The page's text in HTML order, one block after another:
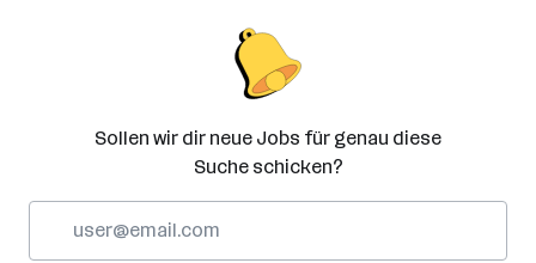
Sollen wir dir neue Jobs für genau diese
Suche schicken?